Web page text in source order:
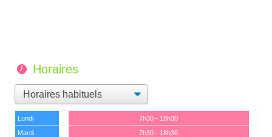
Horaires
Lundi
7h30 - 18h30
Mardi
7h30 - 18h30